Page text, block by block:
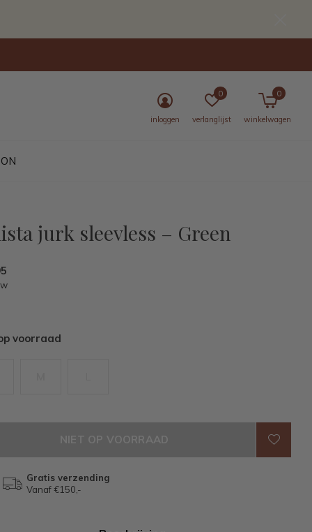
inloggen verlanglijst
0
winkelwagen
0
jurk sleevless – Green
voorraad
NIET OP VOORRAAD
Gratis verzending
Vanaf €150,-